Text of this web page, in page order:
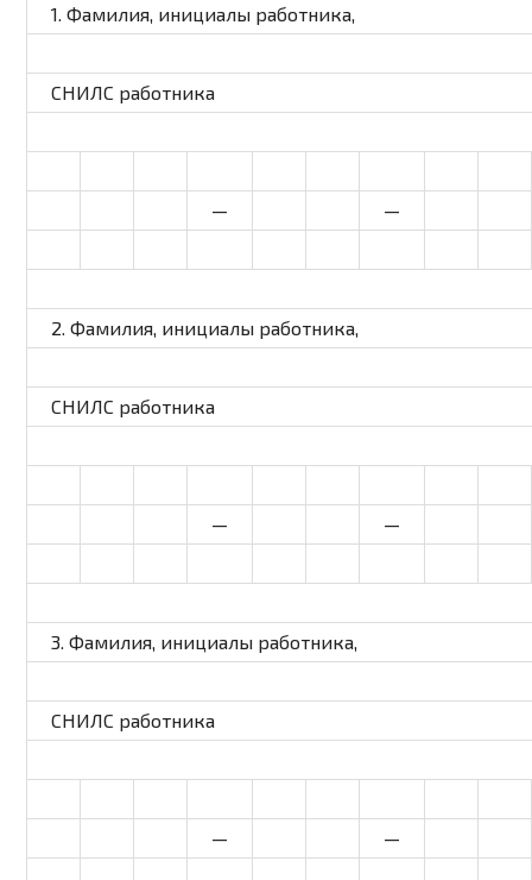
1. Фамилия, инициалы работника,
СНИЛС работника
— —
2. Фамилия, инициалы работника,
СНИЛС работника
— —
3. Фамилия, инициалы работника,
СНИЛС работника
— —